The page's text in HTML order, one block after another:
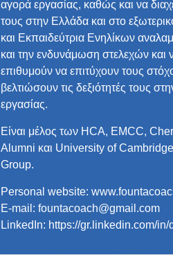
αγορά εργασίας, καθώς και να
τους στην Ελλάδα και στο
και Εκπαιδεύτρια Ενηλίκων
και την ενδυνάμωση στελεχών και
επιθυμούν να επιτύχουν τους
βελτιώσουν τις δεξιότητές τους
εργασίας.
Είναι μέλος των ΗCA, EMCC,
Alumni και University of
Group.
Personal website:
E-mail: fountacoach@gmail.com
LinkedIn: https://gr.linkedin.com/